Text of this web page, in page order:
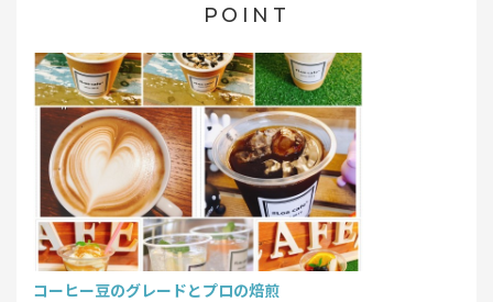
POINT
コーヒー豆のグレードとプロの焙煎